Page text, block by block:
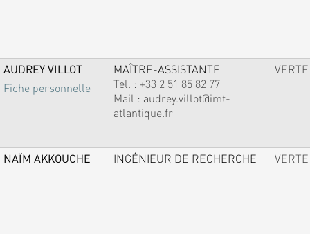
AUDREY VILLOT
Fiche personnelle
MAÎTRE-ASSISTANTE
Tel. : +33 2 51 85 82 77
Mail : audrey.villot@imt-
atlantique.fr
VERTE
NAÏM AKKOUCHE INGÉNIEUR DE RECHERCHE VERTE